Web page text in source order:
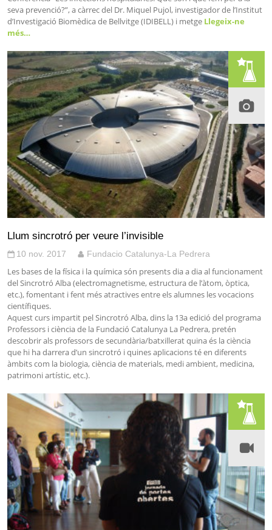
seva prevenció?”, a càrrec del Dr. Miquel Pujol, investigador de l’Institut
d’Investigació Biomèdica de Bellvitge (IDIBELL) i metge Llegeix-ne
més…
Llum sincrotró per veure l’invisible
10 nov. 2017 Fundacio Catalunya-La Pedrera
Les bases de la física i la química són presents dia a dia al funcionament
del Sincrotró Alba (electromagnetisme, estructura de l’àtom, òptica,
etc.), fomentant i fent més atractives entre els alumnes les vocacions
científiques.
Aquest curs impartit pel Sincrotró Alba, dins la 13a edició del programa
Professors i ciència de la Fundació Catalunya La Pedrera, pretén
descobrir als professors de secundària/batxillerat quina és la ciència
que hi ha darrera d’un sincrotró i quines aplicacions té en diferents
àmbits com la biologia, ciència de materials, medi ambient, medicina,
patrimoni artístic, etc.).